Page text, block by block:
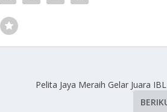
Pelita Jaya Meraih Gelar Juara